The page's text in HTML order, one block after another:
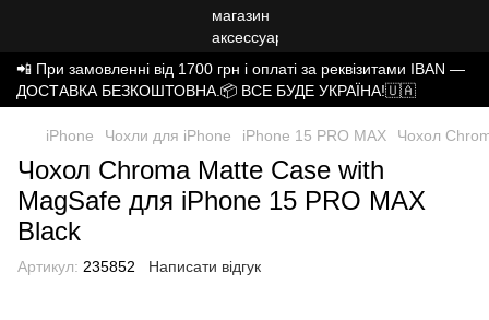
📲 При замовленні від 1700 грн і оплаті за реквізитами IBAN —
ДОСТАВКА БЕЗКОШТОВНА.📦 ВСЕ БУДЕ УКРАЇНА!🇺🇦
iPhone Чохли для iPhone iPhone 15 PRO MAX Чохол
Чохол Chroma Matte Case with
MagSafe для iPhone 15 PRO MAX
Black
Артикул: 235852 Написати відгук